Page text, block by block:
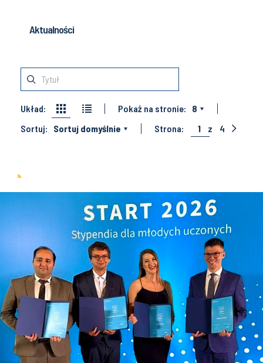
Aktualności
Układ: Pokaż na stronie:
8
Sortuj:
Sortuj domyślnie Strona: 1 z 4